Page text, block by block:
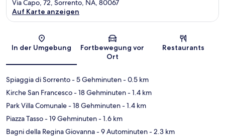
Karte
Via Capo, 72, Sorrento, NA, 80067
Auf Karte anzeigen
In der Umgebung
Fortbewegung vor
Ort
Restaurants
Spiaggia di Sorrento- 5 Gehminuten- 0.5 km
Kirche San Francesco- 18 Gehminuten- 1.4 km
Park Villa Comunale- 18 Gehminuten- 1.4 km
Piazza Tasso- 19 Gehminuten- 1.6 km
Bagni della Regina Giovanna- 9 Autominuten- 2.3 km